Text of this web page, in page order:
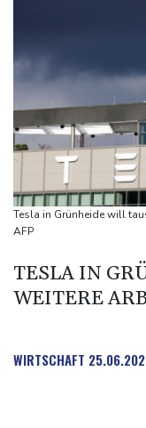
Schwimm-EM:
Höhere
RWE gibt Offshore-
Mindestens 38
reklamieren Attacke
UEFA hält an FIFA-
Niedrigwasser:
Feiertagsfahrverbot
Tesla in Grünheide will
AFP
TESLA IN
WEITERE
WIRTSCHAFT